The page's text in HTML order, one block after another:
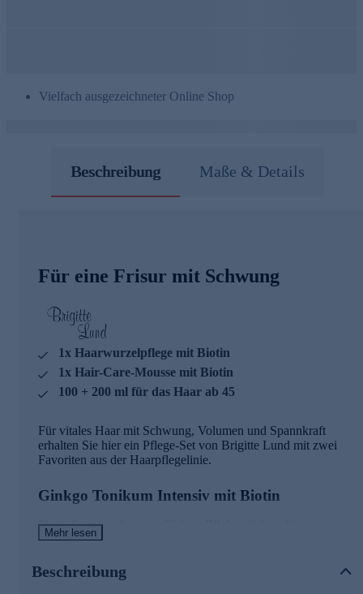
Vielfach ausgezeichneter Online Shop
Beschreibung Maße & Details
Für eine Frisur mit Schwung
1x Haarwurzelpflege mit Biotin
1x Hair-Care-Mousse mit Biotin
100 + 200 ml für das Haar ab 45
Für vitales Haar mit Schwung, Volumen und Spannkraft
erhalten Sie hier ein Pflege-Set von Brigitte Lund mit zwei
Favoriten aus der Haarpflegelinie.
Ginkgo Tonikum Intensiv mit Biotin
Phyto Stammzellen von Ginkgo Biloba stärken die
Hauteigenen Stammzellen auf der Kopfhaut und wirken
Biotin ist eine Haarwurzelpflege für das kraftlose, dünner
werdende Haar ab 40 oder zur
Mehr lesen
Beschreibung